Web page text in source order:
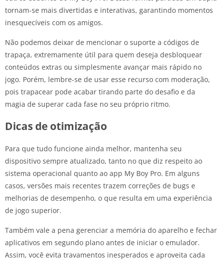
tornam-se mais divertidas e interativas, garantindo momentos
inesquecíveis com os amigos.
Não podemos deixar de mencionar o suporte a códigos de
trapaça, extremamente útil para quem deseja desbloquear
conteúdos extras ou simplesmente avançar mais rápido no
jogo. Porém, lembre-se de usar esse recurso com moderação,
pois trapacear pode acabar tirando parte do desafio e da
magia de superar cada fase no seu próprio ritmo.
Dicas de otimização
Para que tudo funcione ainda melhor, mantenha seu
dispositivo sempre atualizado, tanto no que diz respeito ao
sistema operacional quanto ao app My Boy Pro. Em alguns
casos, versões mais recentes trazem correções de bugs e
melhorias de desempenho, o que resulta em uma experiência
de jogo superior.
Também vale a pena gerenciar a memória do aparelho e fechar
aplicativos em segundo plano antes de iniciar o emulador.
Assim, você evita travamentos inesperados e aproveita cada